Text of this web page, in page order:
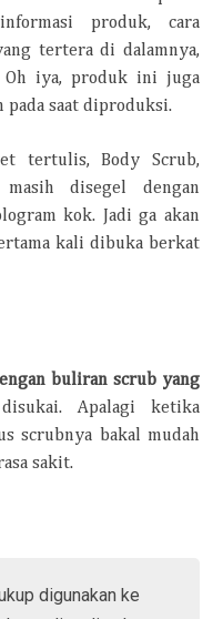
produk, cara
tertera di dalamnya,
Oh iya, produk ini juga
saat diproduksi.
tertulis, Body Scrub,
masih disegel dengan
kok. Jadi ga akan
kali dibuka berkat
buliran scrub yang
Apalagi ketika
scrubnya bakal mudah
sakit.
digunakan ke